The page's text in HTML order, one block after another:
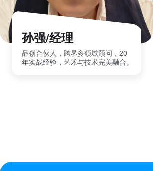
孙强/经理
品创合伙人，跨界多领域顾问，20
年实战经验，艺术与技术完美融合。